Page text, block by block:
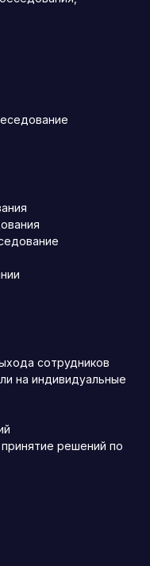
сотрудников
на индивидуальные
решений по